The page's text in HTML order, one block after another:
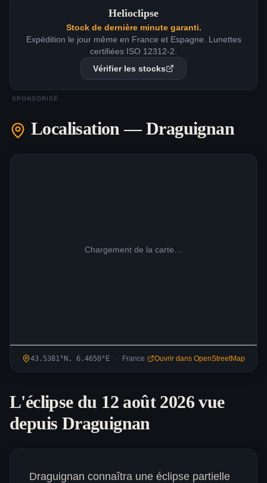
Helioclipse
Stock de dernière minute garanti.
Expédition le jour même en France et Espagne. Lunettes
certifiées ISO 12312-2.
Vérifier les stocks
SPONSORISÉ
Localisation —Draguignan
Chargement de la carte…
43.5381°N, 6.4650° E · France Ouvrir dans OpenStreetMap
L'éclipse du 12 août 2026 vue
depuis Draguignan
Draguignan connaîtra une éclipse partielle